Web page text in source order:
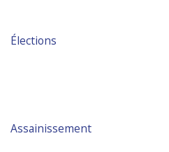
Élections
Assainissement